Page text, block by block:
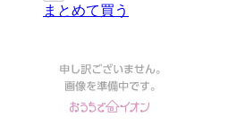
まとめて買う